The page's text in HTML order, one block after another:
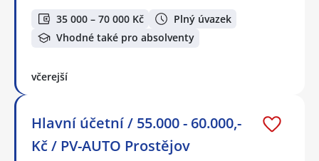
35 000 – 70 000 Kč
Plný úvazek
Vhodné také pro absolventy
včerejší
Hlavní účetní / 55.000 - 60.000,-
Kč / PV-AUTO Prostějov